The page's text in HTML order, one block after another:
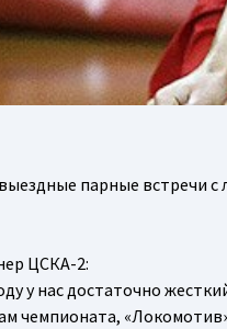
выездные парные
ЦСКА-2:
у нас достаточно
чемпионата,